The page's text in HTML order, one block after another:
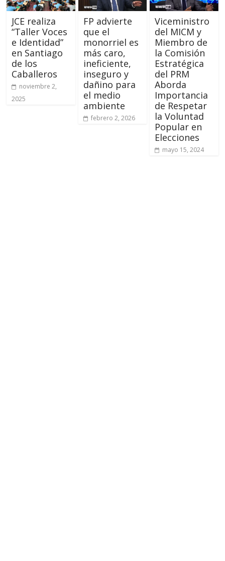
JCE realiza
“Taller Voces
e Identidad”
en Santiago
de los
Caballeros
noviembre 2,
2025
FP advierte
que el
monorriel es
más caro,
ineficiente,
inseguro y
dañino para
el medio
ambiente
febrero 2, 2026
Viceministro
del MICM y
Miembro de
la Comisión
Estratégica
del PRM
Aborda
Importancia
de Respetar
la Voluntad
Popular en
Elecciones
mayo 15, 2024